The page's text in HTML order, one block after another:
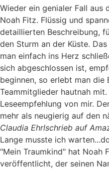
Wieder ein genialer Fall aus
Noah Fitz. Flüssig und
detaillierten Beschreibung,
den Sturm an der Küste.
man einfach ins Herz
sich abgeschlossen ist,
beginnen, so erlebt man die
Teammitglieder hautnah
Leseempfehlung von mir.
mehr als neugierig auf den
Claudia Ehrlschrieb auf
Lange musste ich
"Mein Traumkind" hat Noah
veröffentlicht, der seinen